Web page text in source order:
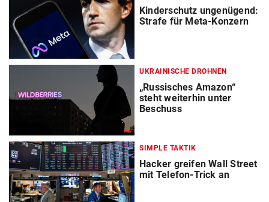
Kinderschutz ungenügend:
Strafe für Meta-Konzern
UKRAINISCHE DROHNEN
„Russisches Amazon“
steht weiterhin unter
Beschuss
SIMPLE TAKTIK
Hacker greifen Wall Street
mit Telefon-Trick an